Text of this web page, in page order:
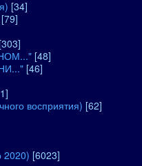
[34]
[79]
[303]
[48]
[46]
восприятия) [62]
2020) [6023]